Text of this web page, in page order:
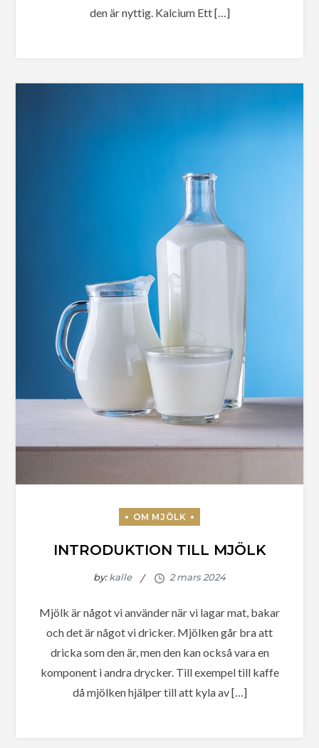
den är nyttig. Kalcium Ett […]
INTRODUKTION TILL MJÖLK
by:kalle
Mjölk är något vi använder när vi lagar mat, bakar
och det är något vi dricker. Mjölken går bra att
dricka som den är, men den kan också vara en
komponent i andra drycker. Till exempel till kaffe
då mjölken hjälper till att kyla av […]